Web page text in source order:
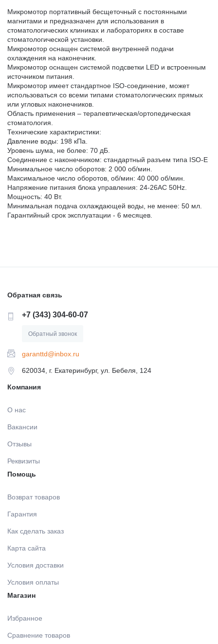
Микромотор портативный бесщеточный с постоянными
магнитами и предназначен для использования в
стоматологических клиниках и лабораториях в составе
стоматологической установки.
Микромотор оснащен системой внутренней подачи
охлаждения на наконечник.
Микромотор оснащен системой подсветки LED и встроенным
источником питания.
Микромотор имеет стандартное ISO-соединение, может
использоваться со всеми типами стоматологических прямых
или угловых наконечников.
Область применения – терапевтическая/ортопедическая
стоматология.
Технические характиристики:
Давление воды: 198 кПа.
Уровень шума, не более: 70 дБ.
Соединение с наконечником: стандартный разъем типа ISO-E
Минимальное число оборотов: 2 000 об/мин.
Максимальное число оборотов, об/мин: 40 000 об/мин.
Напряжение питания блока управления: 24-26AC 50Hz.
Мощность: 40 Вт.
Минимальная подача охлаждающей воды, не менее: 50 мл.
Гарантийный срок эксплуатации - 6 месяцев.
Обратная связь
+7 (343) 304-60-07
Обратный звонок
garanttd@inbox.ru
620034, г. Екатеринбург, ул. Бебеля, 124
Компания
О нас
Вакансии
Отзывы
Реквизиты
Помощь
Возврат товаров
Гарантия
Как сделать заказ
Карта сайта
Условия доставки
Условия оплаты
Магазин
Избранное
Сравнение товаров